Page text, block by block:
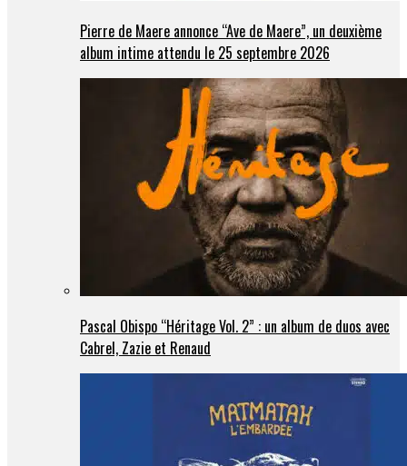
Pierre de Maere annonce “Ave de Maere”, un deuxième
album intime attendu le 25 septembre 2026
Pascal Obispo “Héritage Vol. 2” : un album de duos avec
Cabrel, Zazie et Renaud